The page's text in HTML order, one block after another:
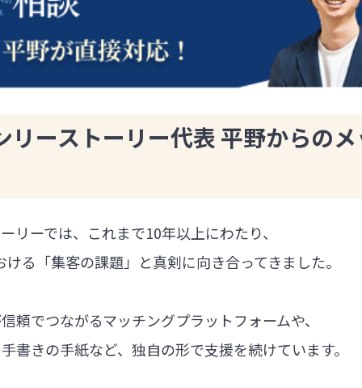
リーストーリー代表 平野からの
リーでは、これまで10年以上にわたり、
る「集客の課題」と真剣に向き合ってきました。
頼でつながるマッチングプラットフォームや、
書きの手紙など、独自の形で支援を続けています。